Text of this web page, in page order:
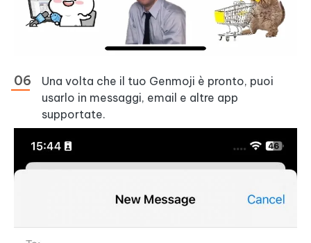
Una volta che il tuo Genmoji è pronto, puoi
usarlo in messaggi, email e altre app
supportate.